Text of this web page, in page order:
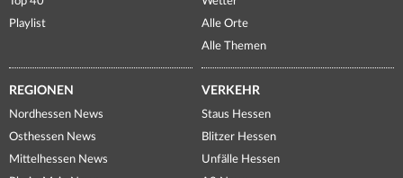
Playlist
Alle Orte
Alle Themen
REGIONEN
Nordhessen News
Osthessen News
Mittelhessen News
VERKEHR
Staus Hessen
Blitzer Hessen
Unfälle Hessen